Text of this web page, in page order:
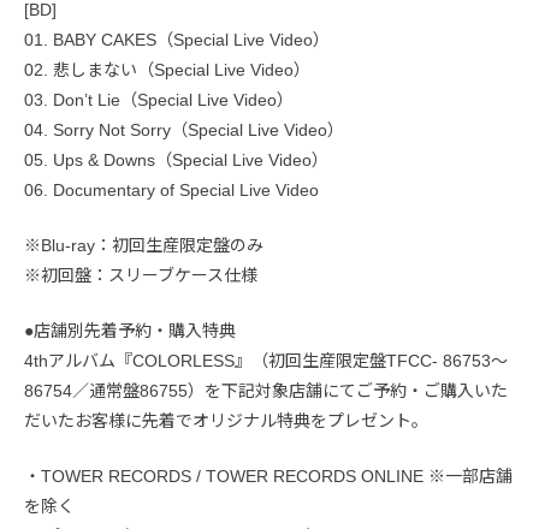
[BD]
01. BABY CAKES（Special Live Video）
02. 悲しまない（Special Live Video）
03. Don’t Lie（Special Live Video）
04. Sorry Not Sorry（Special Live Video）
05. Ups & Downs（Special Live Video）
06. Documentary of Special Live Video
※Blu-ray：初回生産限定盤のみ
※初回盤：スリーブケース仕様
●店舗別先着予約・購入特典
4thアルバム『COLORLESS』（初回生産限定盤TFCC- 86753〜
86754／通常盤86755）を下記対象店舗にてご予約・ご購入いた
だいたお客様に先着でオリジナル特典をプレゼント。
・TOWER RECORDS / TOWER RECORDS ONLINE ※一部店舗
を除く